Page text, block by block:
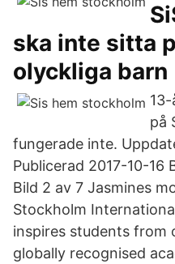
ska inte sitta
olyckliga barn
på
fungerade inte.
Publicerad 2017-10-16
Bild 2 av 7 Jasmines
Stockholm
inspires students from
globally recognised